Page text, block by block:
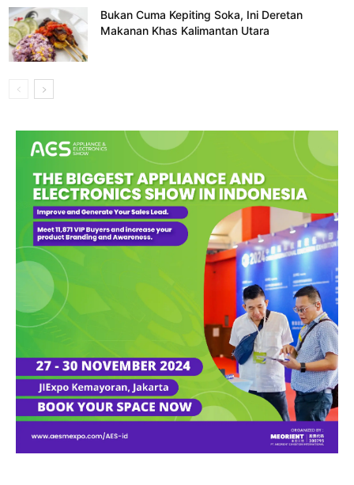
Bukan Cuma Kepiting Soka, Ini Deretan
Makanan Khas Kalimantan Utara